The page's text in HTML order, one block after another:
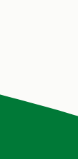
Waldquelle
auf
Spiele.